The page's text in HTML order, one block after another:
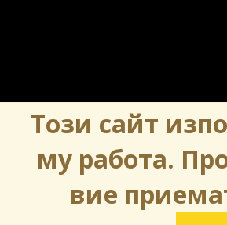
Този сайт
му работа.
вие